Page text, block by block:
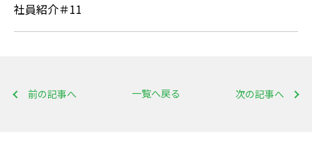
社員紹介＃11
前の記事へ 次の記事へ
一覧へ戻る